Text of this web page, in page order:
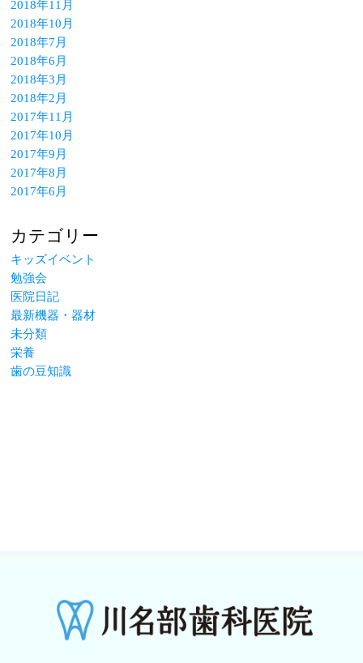
2018年11月
2018年10月
2018年7月
2018年6月
2018年3月
2018年2月
2017年11月
2017年10月
2017年9月
2017年8月
2017年6月
カテゴリー
キッズイベント
勉強会
医院日記
最新機器・器材
未分類
栄養
歯の豆知識